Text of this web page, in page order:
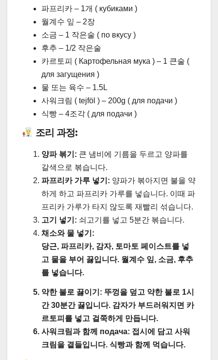
파프리카 – 1개 ( кубиками )
월계수 잎 – 2장
소금 – 1 작은술 ( по вкусу )
후추 – 1/2 작은술
카르토피 ( Картофельная мука ) – 1 큰술 (
для загущения )
물 또는 육수 – 1.5L
사워크림 ( tejföl ) – 200g ( для подачи )
식빵 – 4조각 ( для подачи )
조리 과정:
양파 볶기: 큰 냄비에 기름을 두르고 양파를
갈색으로 볶습니다.
파프리카 가루 넣기: 양파가 볶아지면 불을 약
하게 하고 파프리카 가루를 넣습니다. 이때 파
프리카 가루가 타지 않도록 재빨리 섞습니다.
고기 넣기: 쇠고기를 넣고 5분간 볶습니다.
채소와 물 넣기:
당근, 파프리카, 감자, 토마토 페이스트를 넣
고 물을 부어 끓입니다. 월계수 잎, 소금, 후추
를 넣습니다.
약한 불로 끓이기: 뚜껑을 덮고 약한 불로 1시
간 30분간 끓입니다. 감자가 부드러워지면 카
르토피를 넣고 걸쭉하게 만듭니다.
사워크림과 함께 подача: 접시에 담고 사워
크림을 곁들입니다. 식빵과 함께 먹습니다.